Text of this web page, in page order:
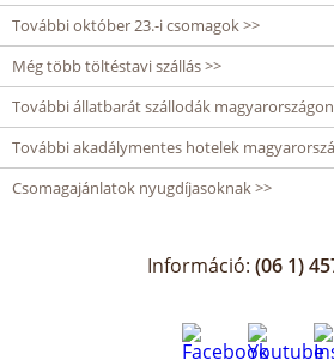
További október 23.-i csomagok >>
Még több töltéstavi szállás >>
További állatbarát szállodák
További akadálymentes hotelek
Csomagajánlatok nyugdíjasoknak >>
Információ: (06 1)